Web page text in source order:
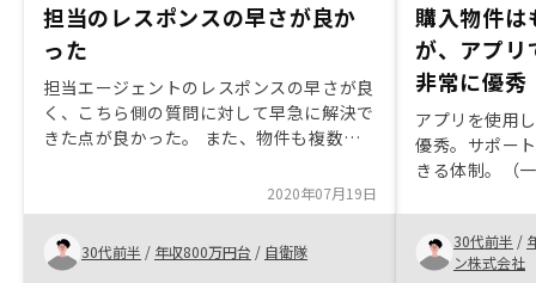
担当のレスポンスの早さが良か
った
担当エージェントのレスポンスの早さが良
く、こちら側の質問に対して早急に解決で
きた点が良かった。 また、物件も複数検
ができた。担当が２人いたが、情報共有が
なされていない事が多々あったため、共有
できる仕組みをつくるべきだと思います。
2020年07月19日
30代前半 / 年収800万円台 / 自衛隊
購入物件は
が、アプリ
非常に優秀
アプリを使用
優秀。サポー
きる体制。（
軽。購入物件
複数見たかっ
が、もう少し
30代前半 /
ン株式会社